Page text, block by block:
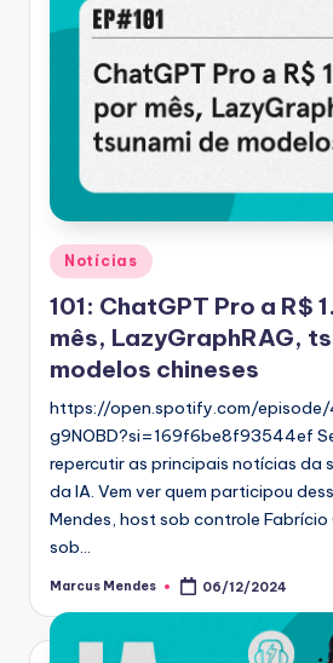
Posted
in
Notícias
101: ChatGPT Pro a R$
mês, LazyGraphRAG,
modelos chineses
https://open.spotify.com/episode/
g9NOBD?si=169f6be8f93544ef
repercutir as principais notícias da
da IA. Vem ver quem participou
Mendes, host sob controle
sob…
Posted
Marcus Mendes 06/12/2024